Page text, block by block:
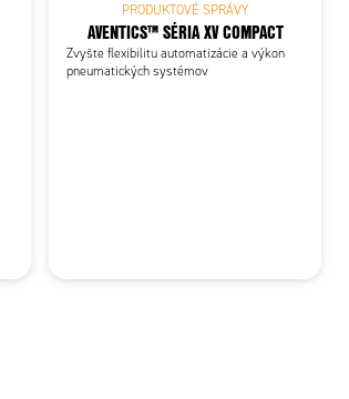
PRODUKTOVÉ SPRÁVY
AVENTICS™ SÉRIA XV COMPACT
Zvyšte flexibilitu automatizácie a výkon
pneumatických systémov